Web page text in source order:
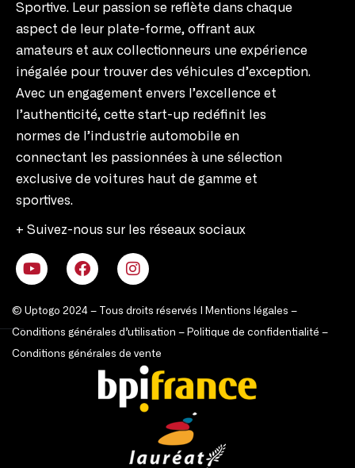
Sportive. Leur passion se reflète dans chaque
aspect de leur plate-forme, offrant aux
amateurs et aux collectionneurs une expérience
inégalée pour trouver des véhicules d’exception.
Avec un engagement envers l’excellence et
l’authenticité, cette start-up redéfinit les
normes de l’industrie automobile en
connectant les passionnées à une sélection
exclusive de voitures haut de gamme et
sportives.
+ Suivez-nous sur les réseaux sociaux
© Uptogo 2024 – Tous droits réservés | Mentions légales –
Conditions générales d’utilisation – Politique de confidentialité –
Conditions générales de vente